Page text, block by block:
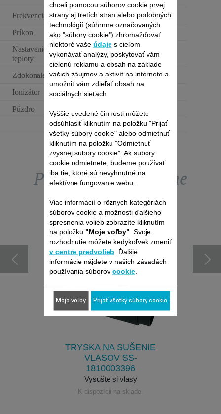
Frekvencia
50-60 Hz
Príkon
1100-1300 W
Nastavenie rýchlosti /
teploty
3
Zdokonalený povrch
Keramika
Ionizátor
Púzdro
Prezrite si exkluzívne
ponuky obchodu s
príslušenstvom
TRYSKA NA SUŠENIE
VLASOV SS-
1810003396
Vysušte si vlasy
K dispozícii na sklade.
chceli pomocou súborov cookie prvej
strany aj tretích strán alebo podobných
technológií (súhrnne označovaných
ako "súbory cookie") zhromažďovať
niektoré vaše údajes cieľom
vykonávať analýzy, poskytovať vám
cielenú reklamu a obsah na základe
vašich záujmov a aktivít na internete a
umožniť vám zdieľať obsah na
sociálnych sieťach.
Vyššie uvedené činnosti môžete
odsúhlasiť kliknutím na položku "Prijať
všetky súbory cookie" alebo odmietnuť
kliknutím na položku "Odmietnuť
zvyšnej súbory cookie". Ak súbory
cookie odmietnete, budeme používať
iba tie, ktoré sú nevyhnutné na
efektívne fungovanie webu.
Viac informácií o rôznych kategóriách
súborov cookie a možnosti ďalšieho
spresnenia volieb zobrazíte kliknutím
na položku "Moje voľby" . Svoje
rozhodnutie môžete kedykoľvek zmeniť
v centre predvolieb . Ďalšie
informácie nájdete v našich zásadách
používania súborov cookie.
Moje voľby Prijať všetky súbory cookie